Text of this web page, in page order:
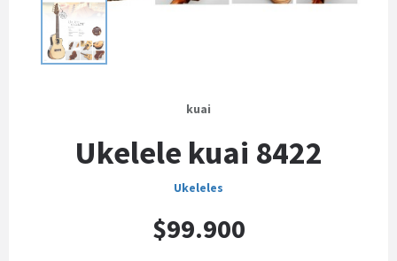
kuai
Ukelele kuai 8422
Ukeleles
$99.900